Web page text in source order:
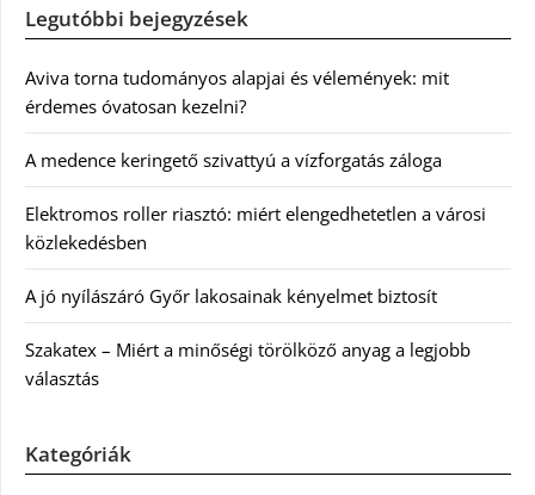
Legutóbbi bejegyzések
Aviva torna tudományos alapjai és vélemények: mit
érdemes óvatosan kezelni?
A medence keringető szivattyú a vízforgatás záloga
Elektromos roller riasztó: miért elengedhetetlen a városi
közlekedésben
A jó nyílászáró Győr lakosainak kényelmet biztosít
Szakatex – Miért a minőségi törölköző anyag a legjobb
választás
Kategóriák